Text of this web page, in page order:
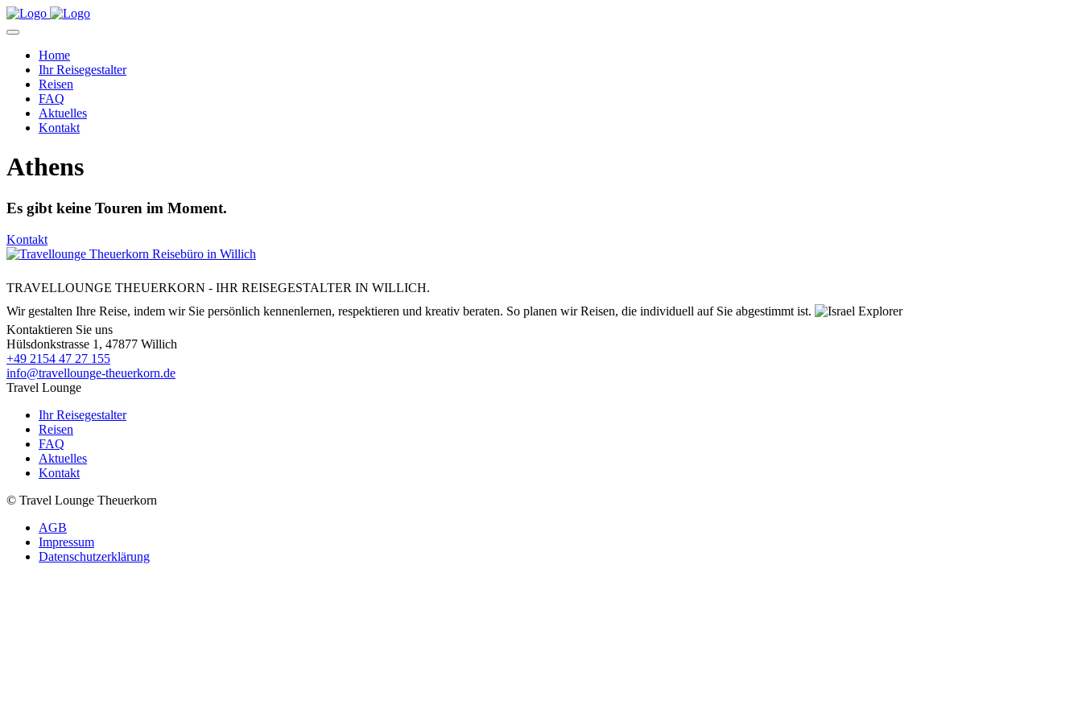
Home
Ihr Reisegestalter
Reisen
FAQ
Aktuelles
Kontakt
Athens
Es gibt keine Touren im Moment.
Kontakt
TRAVELLOUNGE THEUERKORN - IHR REISEGESTALTER IN WILLICH.
Wir gestalten Ihre Reise, indem wir Sie persönlich kennenlernen, respektieren und kreativ beraten. So planen wir Reisen, die individuell auf Sie abgestimmt ist.
Kontaktieren Sie uns
Hülsdonkstrasse 1, 47877 Willich
+49 2154 47 27 155
info@travellounge-theuerkorn.de
Travel Lounge
Ihr Reisegestalter
Reisen
FAQ
Aktuelles
Kontakt
© Travel Lounge Theuerkorn
AGB
Impressum
Datenschutzerklärung